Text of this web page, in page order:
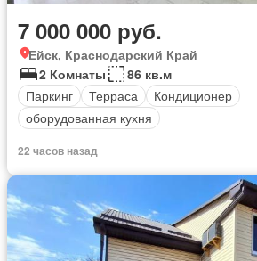
7 000 000 руб.
Ейск, Краснодарский Край
2 Комнаты
86 кв.м
Паркинг
Терраса
Кондиционер
оборудованная кухня
22 часов назад